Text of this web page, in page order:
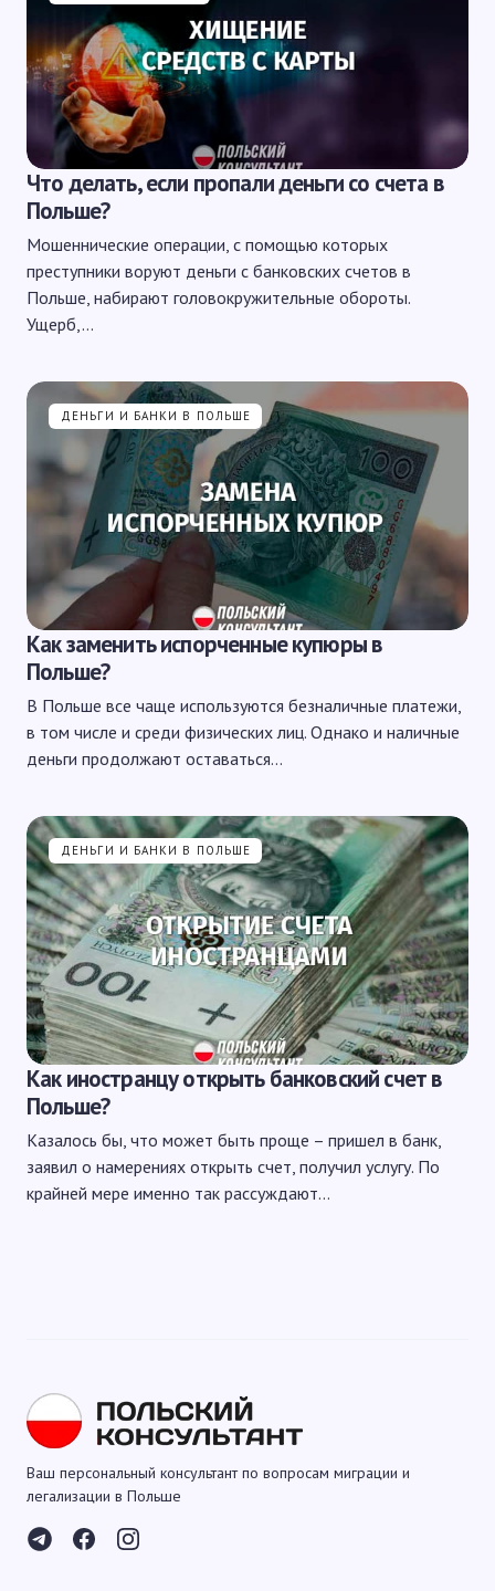
Что делать, если пропали деньги со счета в
Польше?
Мошеннические операции, с помощью которых
преступники воруют деньги с банковских счетов в
Польше, набирают головокружительные обороты.
Ущерб,…
ДЕНЬГИ И БАНКИ В ПОЛЬШЕ
Как заменить испорченные купюры в
Польше?
В Польше все чаще используются безналичные платежи,
в том числе и среди физических лиц. Однако и наличные
деньги продолжают оставаться…
ДЕНЬГИ И БАНКИ В ПОЛЬШЕ
Как иностранцу открыть банковский счет в
Польше?
Казалось бы, что может быть проще – пришел в банк,
заявил о намерениях открыть счет, получил услугу. По
крайней мере именно так рассуждают…
Ваш персональный консультант по вопросам миграции и
легализации в Польше